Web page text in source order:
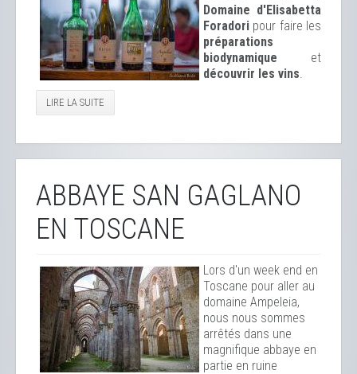
Domaine d'Elisabetta
Foradori pour faire les
préparations
biodynamique et
découvrir les vins.
LIRE LA SUITE
ABBAYE SAN GAGLANO
EN TOSCANE
Lors d'un week end en
Toscane pour aller au
domaine Ampeleia,
nous nous sommes
arrêtés dans une
magnifique abbaye en
partie en ruine